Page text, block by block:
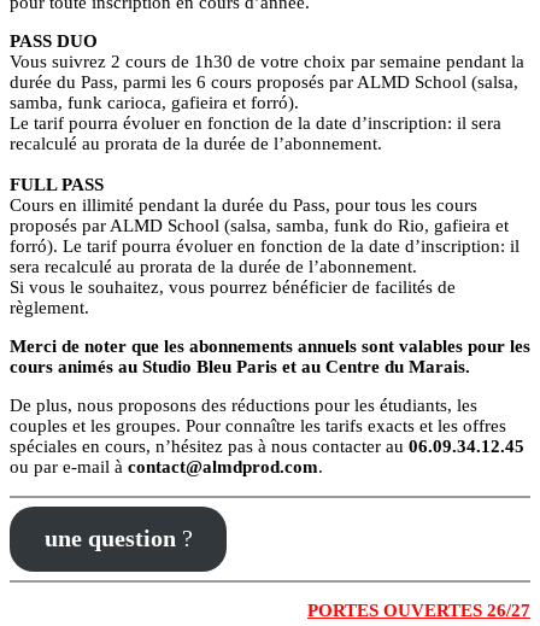
PASS DUO
Vous suivrez 2 cours de 1h30 de votre choix par semaine pendant la
durée du Pass, parmi les 6 cours proposés par ALMD School (salsa,
samba, funk carioca, gafieira et forró).
Le tarif pourra évoluer en fonction de la date d’inscription: il sera
recalculé au prorata de la durée de l’abonnement.
FULL PASS
Cours en illimité pendant la durée du Pass, pour tous les cours
proposés par ALMD School (salsa, samba, funk do Rio, gafieira et
forró). Le tarif pourra évoluer en fonction de la date d’inscription: il
sera recalculé au prorata de la durée de l’abonnement.
Si vous le souhaitez, vous pourrez bénéficier de facilités de
règlement.
Merci de noter que les abonnements annuels sont valables pour les
cours animés au Studio Bleu Paris et au Centre du Marais.
De plus, nous proposons des réductions pour les étudiants, les
couples et les groupes. Pour connaître les tarifs exacts et les offres
spéciales en cours, n’hésitez pas à nous contacter au 06.09.34.12.45
ou par e-mail à contact@almdprod.com.
une question ?
PORTES OUVERTES 26/27